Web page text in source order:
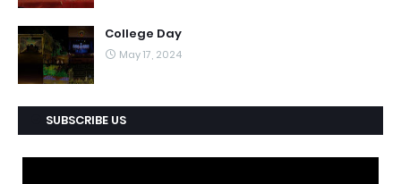
College Day
May 17, 2024
SUBSCRIBE US